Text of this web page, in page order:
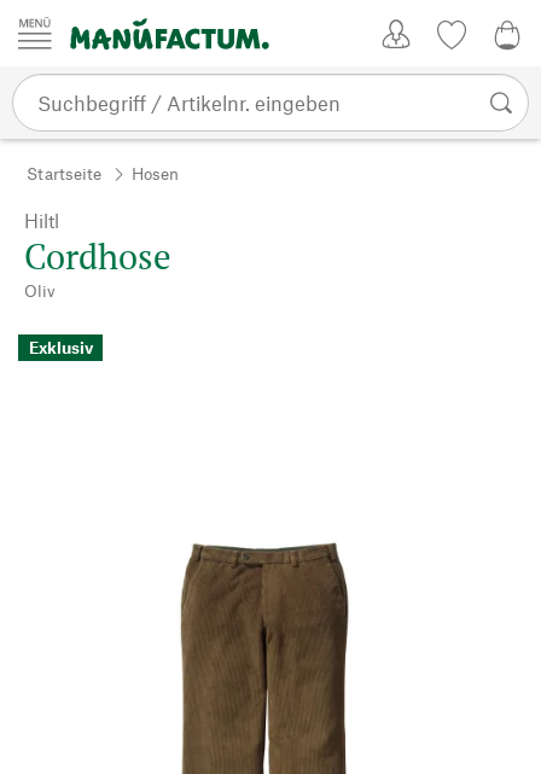
Zum Inhalt springen
Startseite Hosen
Hiltl
Cordhose
Oliv
Exklusiv